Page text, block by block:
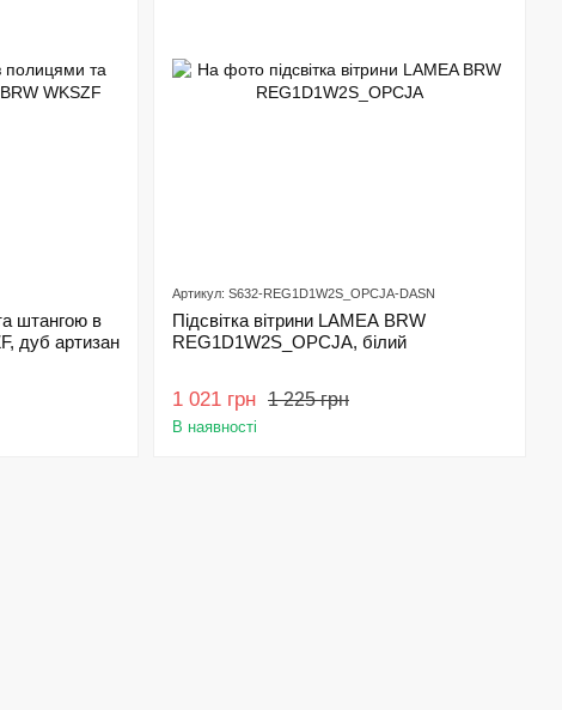
штангою в
дуб артизан
Артикул: S632-REG1D1W2S_OPCJA-DASN
Підсвітка вітрини LAMEA BRW
REG1D1W2S_OPCJA, білий
1 225 грн
1 021 грн
В наявності